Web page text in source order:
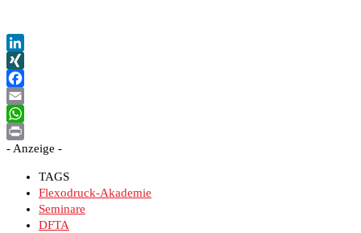
LinkedIn
XING
Facebook
Email
WhatsApp
Print
- Anzeige -
TAGS
Flexodruck-Akademie
Seminare
DFTA